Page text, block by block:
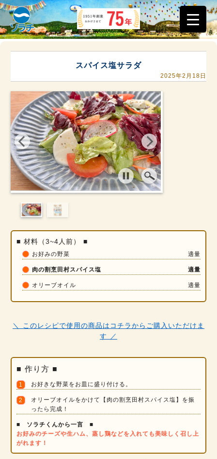
スパイス塩サラダ
2025年2月18日
■ 材料（3~4人前） ■
お好みの野菜 適量
肉の割烹田村スパイス塩 適量
オリーブオイル 適量
＼ このレシピで使用の商品はコチラからご購入いただけま
す ／
■ 作り方 ■
お好きな野菜をお皿に盛り付ける。
オリーブオイルをかけて【肉の割烹田村スパイス塩】を振
ったら完成！
■ ソラチくんから一言 ■
お好みのチーズや生ハム、蒸し鶏などを入れても美味しく召し上
がれます！